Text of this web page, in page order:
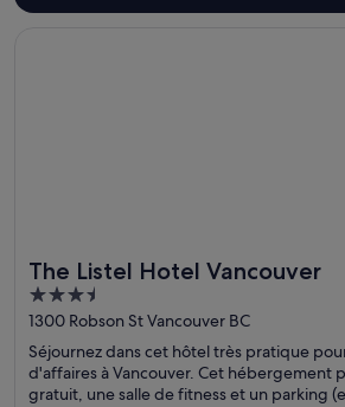
The Listel Hotel Vancouver
3.5
out
of
5
1300 Robson St Vancouver BC
Séjournez dans cet hôtel très pratique
d'affaires à Vancouver. Cet hébergement
gratuit, une salle de fitness et un parking